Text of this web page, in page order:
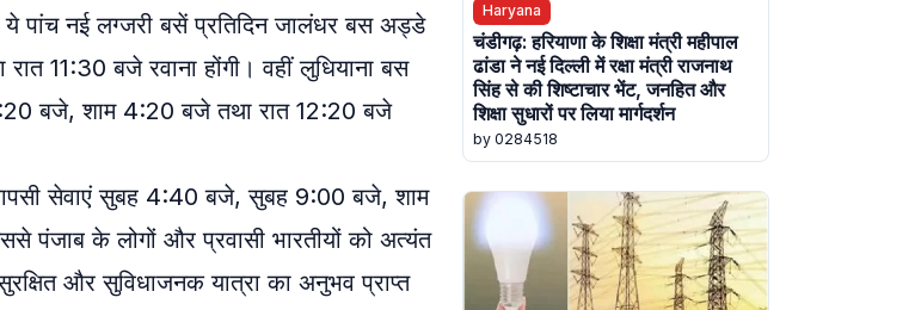
ये पांच नई लग्जरी बसें प्रतिदिन जालंधर बस अड्डे
11:30 बजे रवाना होंगी। वहीं लुधियाना बस
बजे, शाम 4:20 बजे तथा रात 12:20 बजे
वापसी सेवाएं सुबह 4:40 बजे, सुबह 9:00 बजे, शाम
पंजाब के लोगों और प्रवासी भारतीयों को अत्यंत
और सुविधाजनक यात्रा का अनुभव प्राप्त
Haryana
चंडीगढ़: हरियाणा के शिक्षा मंत्री महीपाल
ढांडा ने नई दिल्ली में रक्षा मंत्री राजनाथ
सिंह से की शिष्टाचार भेंट, जनहित और
शिक्षा सुधारों पर लिया मार्गदर्शन
by 0284518